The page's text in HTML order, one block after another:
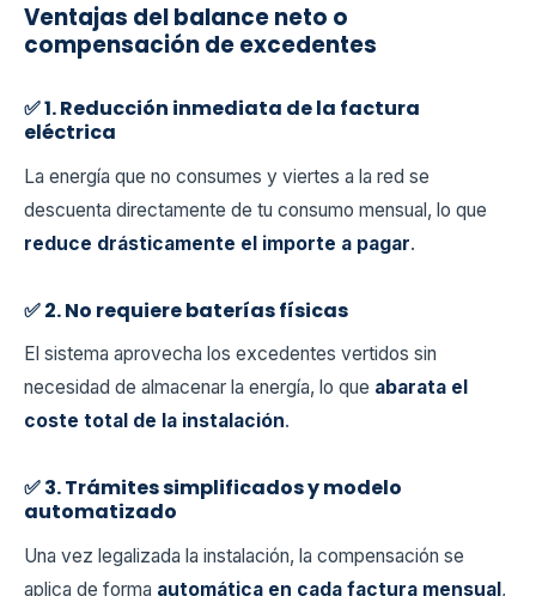
Ventajas del balance neto o
compensación de excedentes
✅ 1. Reducción inmediata de la factura
eléctrica
La energía que no consumes y viertes a la red se
descuenta directamente de tu consumo mensual, lo que
reduce drásticamente el importe a pagar.
✅ 2. No requiere baterías físicas
El sistema aprovecha los excedentes vertidos sin
necesidad de almacenar la energía, lo que abarata el
coste total de la instalación.
✅ 3. Trámites simplificados y modelo
automatizado
Una vez legalizada la instalación, la compensación se
aplica de forma automática en cada factura mensual ,